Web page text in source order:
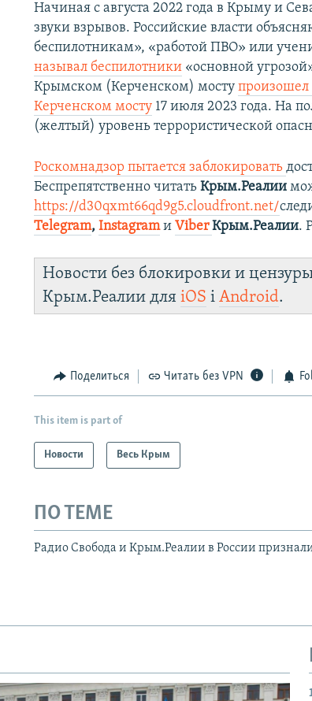
Начиная с августа 2022 года в Крыму и
звуки взрывов. Российские власти
беспилотникам», «работой ПВО» или
называл беспилотники «основной
Крымском (Керченском) моступроизошел
Керченском мосту 17 июля 2023 года. На
(желтый) уровень террористической
Роскомнадзор пытается заблокировать
Беспрепятственно читатьКрым.Реалии
https://d30qxmt66qd9g5.cloudfront.net/
Telegram,InstagramиViber Крым.Реалии.
Новости без блокировки и
Крым.Реалии дляiOS іAndroid.
Поделиться Читать без VPN
This item is part of
Новости Весь Крым
ПО ТЕМЕ
Радио Свобода и Крым.Реалии в России